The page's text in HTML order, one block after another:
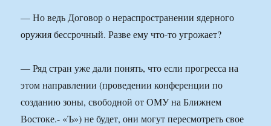
— Но ведь Договор о нераспространении ядерного
оружия бессрочный. Разве ему что-то угрожает?
— Ряд стран уже дали понять, что если прогресса на
этом направлении (проведении конференции по
созданию зоны, свободной от ОМУ на Ближнем
Востоке.- «Ъ») не будет, они могут пересмотреть свое